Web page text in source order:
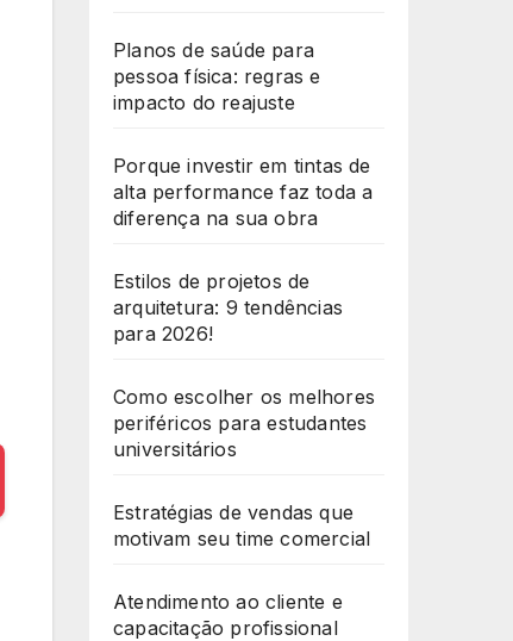
Planos de saúde para
pessoa física: regras e
impacto do reajuste
Porque investir em tintas de
alta performance faz toda a
diferença na sua obra
Estilos de projetos de
arquitetura: 9 tendências
para 2026!
Como escolher os melhores
periféricos para estudantes
universitários
Estratégias de vendas que
motivam seu time comercial
Atendimento ao cliente e
capacitação profissional